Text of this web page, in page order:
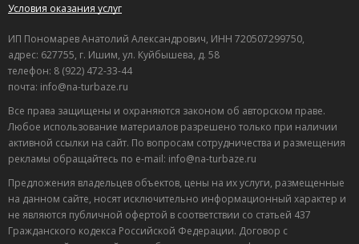
Условия оказания услуг
ИП Пономарев Анатолий Александрович, ИНН 720507299750,
адрес: 627755, г. Ишим, ул. Куйбышева, д. 58
телефон: 8 (922) 472-33-44
почта: info@na-turbaze.ru
Все права защищены и охраняются законом об авторском праве.
Любое использование материалов разрешено только при наличии
активной ссылки на сайт. По вопросам сотрудничества и размещения
рекламы обращайтесь по e-mail: info@na-turbaze.ru
Предложения владельцев объектов, цены на их услуги, размещенные
на данном сайте, носят исключительно информационный характер и
не являются публичной офертой в соответствии со статьей 437
Гражданского кодекса Российской Федерации. Договор с